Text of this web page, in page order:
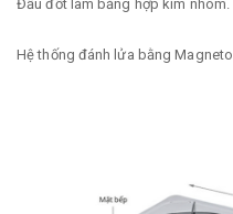
Đầu đốt làm bằng hợp kim nhôm.
Hệ thống đánh lửa bằng Magneto.